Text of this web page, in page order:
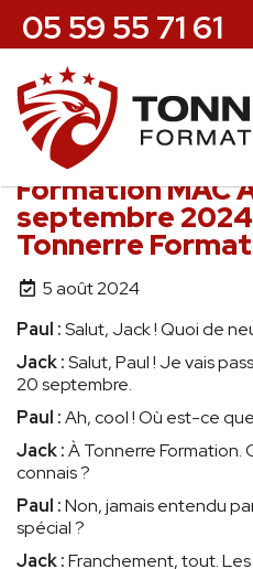
05 59 55 71 61
Formation MAC
septembre
Tonnerre
5 août 2024
Paul :Salut, Jack ! Quoi de
Jack :Salut, Paul ! Je vais
20 septembre.
Paul :Ah, cool ! Où est-ce
Jack :À Tonnerre Formation.
connais ?
Paul :Non, jamais entendu
spécial ?
Jack :Franchement, tout.